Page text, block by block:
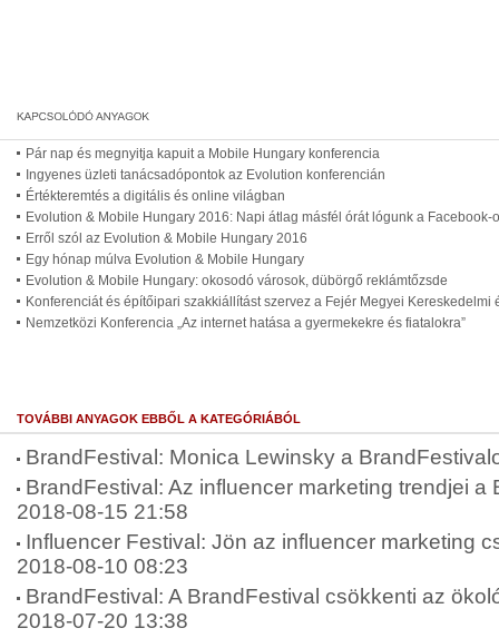
Pár nap és megnyitja kapuit a Mobile Hungary konferencia
Ingyenes üzleti tanácsadópontok az Evolution konferencián
Értékteremtés a digitális és online világban
Evolution & Mobile Hungary 2016: Napi átlag másfél órát lógunk a Facebook-
Erről szól az Evolution & Mobile Hungary 2016
Egy hónap múlva Evolution & Mobile Hungary
Evolution & Mobile Hungary: okosodó városok, dübörgő reklámtőzsde
Konferenciát és építőipari szakkiállítást szervez a Fejér Megyei Kereskedelmi
Nemzetközi Konferencia „Az internet hatása a gyermekekre és fiatalokra”
TOVÁBBI ANYAGOK EBBŐL A KATEGÓRIÁBÓL
BrandFestival: Monica Lewinsky a
BrandFestival: Az influencer marketing trendjei a
2018-08-15 21:58
Influencer Festival: Jön az influencer marketing
2018-08-10 08:23
BrandFestival: A BrandFestival csökkenti az
2018-07-20 13:38